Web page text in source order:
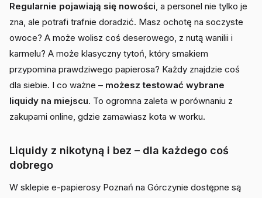
Regularnie pojawiają się nowości, a personel nie tylko je
zna, ale potrafi trafnie doradzić. Masz ochotę na soczyste
owoce? A może wolisz coś deserowego, z nutą wanilii i
karmelu? A może klasyczny tytoń, który smakiem
przypomina prawdziwego papierosa? Każdy znajdzie coś
dla siebie. I co ważne – możesz testować wybrane
liquidy na miejscu. To ogromna zaleta w porównaniu z
zakupami online, gdzie zamawiasz kota w worku.
Liquidy z nikotyną i bez – dla każdego coś
dobrego
W sklepie e-papierosy Poznań na Górczynie dostępne są